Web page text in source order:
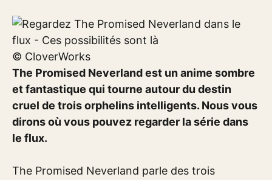
© CloverWorks
The Promised Neverland est un anime sombre
et fantastique qui tourne autour du destin
cruel de trois orphelins intelligents. Nous vous
dirons où vous pouvez regarder la série dans
le flux.
The Promised Neverland parle des trois